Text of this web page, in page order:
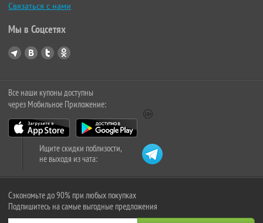
Связаться с нами
Мы в Соцсетях
Все наши купоны доступны
через Мобильное Приложение:
Ищите скидки поблизости,
не выходя из чата:
Сэкономьте до 90% при любых покупках
Подпишитесь на самые выгодные предложения